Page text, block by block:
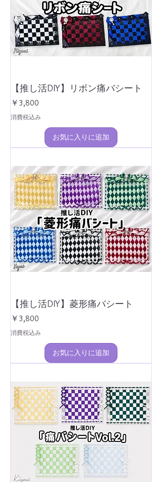
【推し活DIY】リボン痛バシート
価格
￥3,800
消費税込み
お気に入りに追加
【推し活DIY】菱形痛バシート
価格
￥3,800
消費税込み
お気に入りに追加